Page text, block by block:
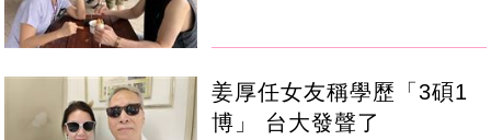
姜厚任女友稱學歷「3碩1
博」 台大發聲了